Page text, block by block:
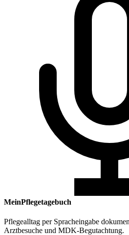
MeinPflegetagebuch
Pflegealltag per Spracheingabe
Arztbesuche und MDK-Begutachtung.